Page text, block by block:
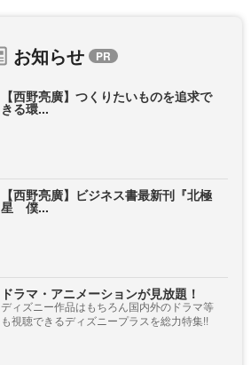
お知らせ
【西野亮廣】つくりたいものを追求で
きる環...
【西野亮廣】ビジネス書最新刊『北極
星 僕...
ドラマ・アニメーションが見放題！
ディズニー作品はもちろん国内外のドラマ等
も視聴できるディズニープラスを総力特集!!